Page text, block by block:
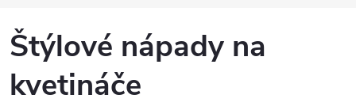
Štýlové nápady na
kvetináče